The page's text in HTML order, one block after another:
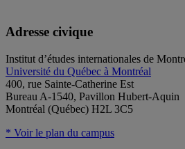
Adresse civique
Institut d’études internationales de
Université du Québec à Montréal
400, rue Sainte-Catherine Est
Bureau A-1540, Pavillon Hubert-Aquin
Montréal (Québec) H2L 3C5
* Voir le plan du campus